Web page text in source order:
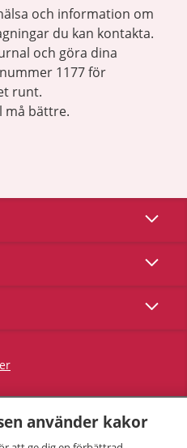
och information om
du kan kontakta.
och göra dina
1177 för
runt.
må bättre.
Visa
Visa
Visa
använder kakor